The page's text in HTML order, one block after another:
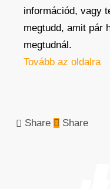
információd, vagy
megtudd, amit pár
megtudnál.
Tovább az oldalra
Share Share